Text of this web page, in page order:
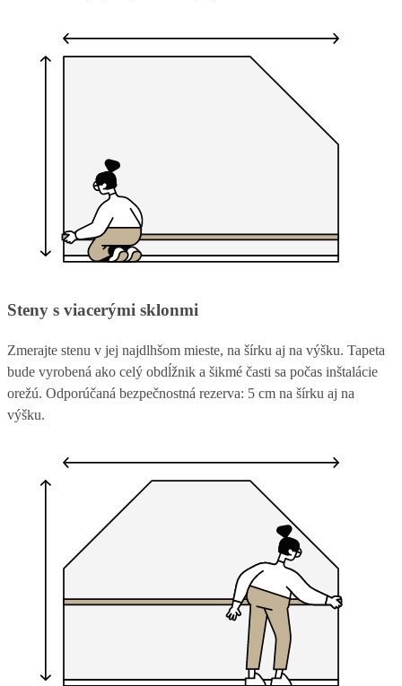
Steny s viacerými sklonmi
Zmerajte stenu v jej najdlhšom mieste, na šírku aj na výšku. Tapeta
bude vyrobená ako celý obdĺžnik a šikmé časti sa počas inštalácie
orežú. Odporúčaná bezpečnostná rezerva: 5 cm na šírku aj na
výšku.